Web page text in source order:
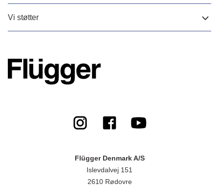
Vi støtter
Flügger Denmark A/S
Islevdalvej 151
2610 Rødovre